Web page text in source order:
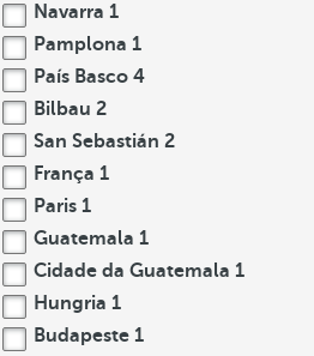
Navarra 1
Pamplona 1
País Basco 4
Bilbau 2
San Sebastián 2
França 1
Paris 1
Guatemala 1
Cidade da Guatemala 1
Hungria 1
Budapeste 1